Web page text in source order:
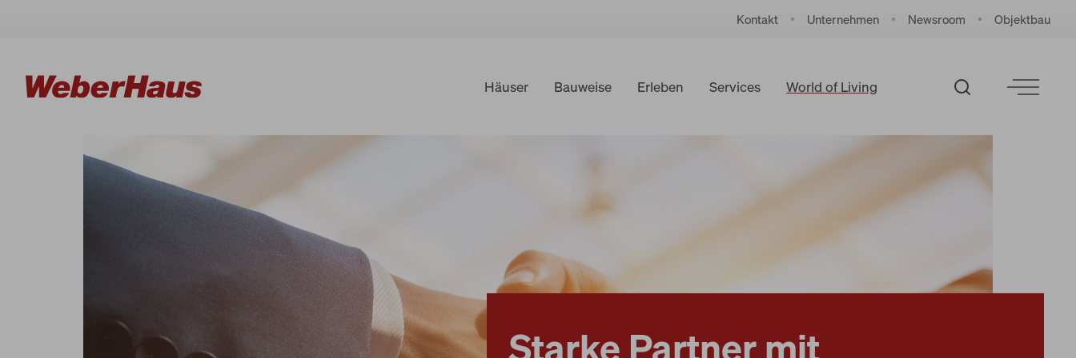
Kontakt Unternehmen Newsroom Objektbau
Häuser Bauweise Erleben Services World of Living
Starke Partner mit
Häuser
Halle der Kreation
Universum der Zeit
Tagen & Feiern
Küchenatelier
Synergiepartner